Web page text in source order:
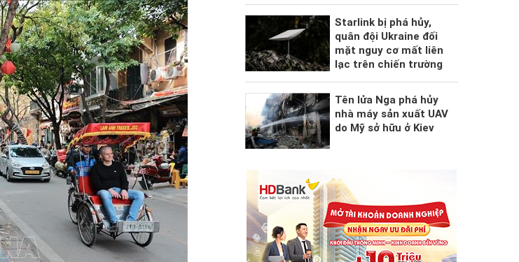
Starlink bị phá hủy,
quân đội Ukraine đối
mặt nguy cơ mất liên
lạc trên chiến trường
Tên lửa Nga phá hủy
nhà máy sản xuất UAV
do Mỹ sở hữu ở Kiev